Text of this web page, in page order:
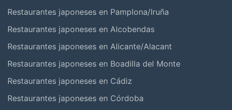
Restaurantes japoneses en Pamplona/Iruña
Restaurantes japoneses en Alcobendas
Restaurantes japoneses en Alicante/Alacant
Restaurantes japoneses en Boadilla del Monte
Restaurantes japoneses en Cádiz
Restaurantes japoneses en Córdoba